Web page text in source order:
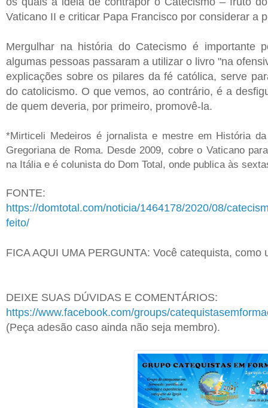
Vaticano II e criticar Papa Francisco por considerar a
Mergulhar na história do Catecismo é importante
algumas pessoas passaram a utilizar o livro "na
explicações sobre os pilares da fé católica, serve
do catolicismo. O que vemos, ao contrário, é a
de quem deveria, por primeiro, promovê-la.
*Mirticeli Medeiros é jornalista e mestre em História
Gregoriana de Roma. Desde 2009, cobre o Vaticano
na Itália e é colunista do Dom Total, onde publica às
FONTE:
https://domtotal.com/noticia/1464178/2020/08/
feito/
FICA AQUI UMA PERGUNTA: Você catequista, como
DEIXE SUAS DÚVIDAS E COMENTÁRIOS:
https://www.facebook.com/groups/
(Peça adesão caso ainda não seja membro).